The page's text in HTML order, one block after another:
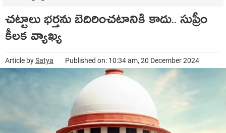
చట్టాలు భర్తను బెదిరించటానికి కాదు.. సుప్రీం
కీలక వ్యాఖ్య
Article bySatya Published on: 10:34 am, 20 December 2024